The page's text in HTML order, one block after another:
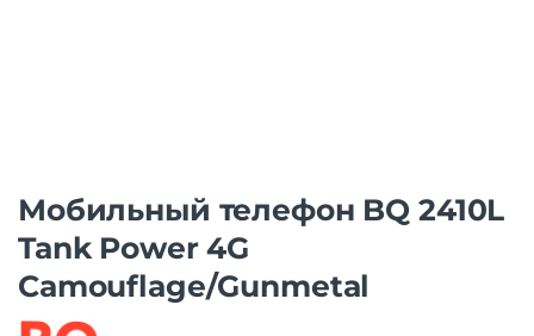
Мобильный телефон BQ 2410L
Tank Power 4G
Camouflage/Gunmetal